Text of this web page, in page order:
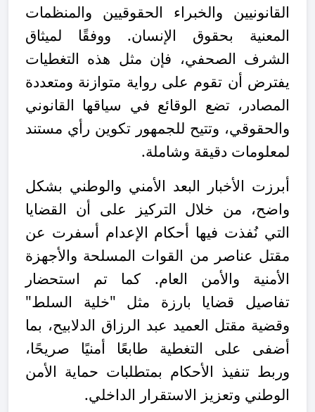
القانونيين والخبراء الحقوقيين والمنظمات
المعنية بحقوق الإنسان. ووفقًا لميثاق
الشرف الصحفي، فإن مثل هذه التغطيات
يفترض أن تقوم على رواية متوازنة ومتعددة
المصادر، تضع الوقائع في سياقها القانوني
والحقوقي، وتتيح للجمهور تكوين رأي مستند
لمعلومات دقيقة وشاملة.
أبرزت الأخبار البعد الأمني والوطني بشكل
واضح، من خلال التركيز على أن القضايا
التي نُفذت فيها أحكام الإعدام أسفرت عن
مقتل عناصر من القوات المسلحة والأجهزة
الأمنية والأمن العام. كما تم استحضار
تفاصيل قضايا بارزة مثل "خلية السلط"
وقضية مقتل العميد عبد الرزاق الدلابيح، بما
أضفى على التغطية طابعًا أمنيًا صريحًا،
وربط تنفيذ الأحكام بمتطلبات حماية الأمن
الوطني وتعزيز الاستقرار الداخلي.